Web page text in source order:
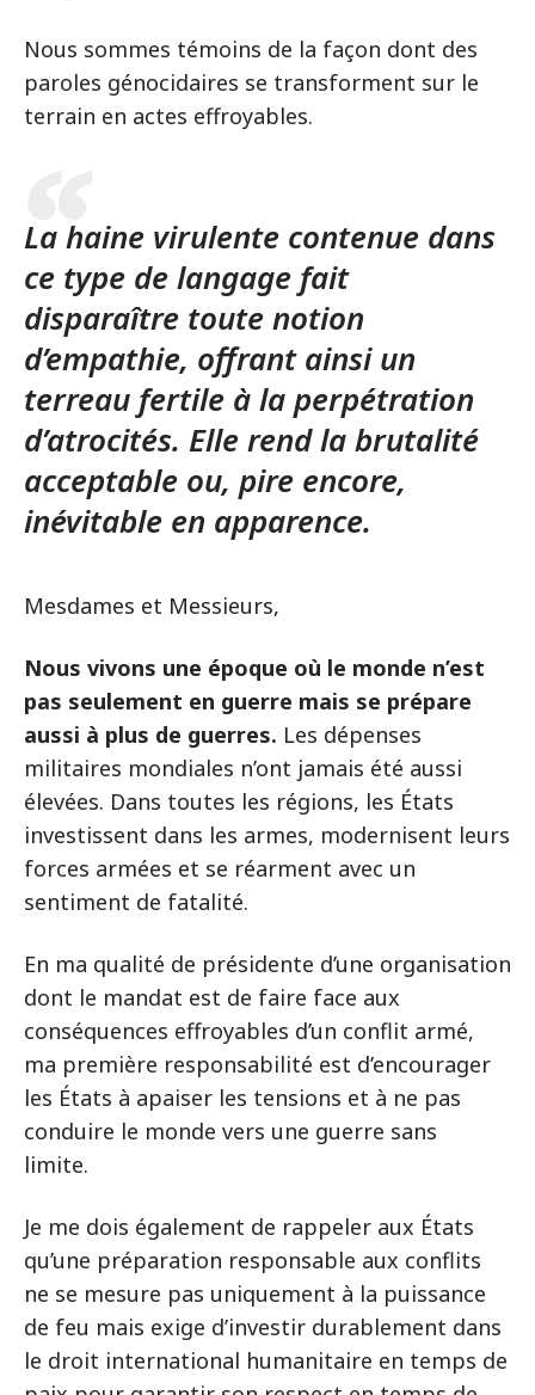
Nous sommes témoins de la façon dont des
paroles génocidaires se transforment sur le
terrain en actes effroyables.
La haine virulente contenue dans
ce type de langage fait
disparaître toute notion
d’empathie, offrant ainsi un
terreau fertile à la perpétration
d’atrocités. Elle rend la brutalité
acceptable ou, pire encore,
inévitable en apparence.
Mesdames et Messieurs,
Nous vivons une époque où le monde n’est
pas seulement en guerre mais se prépare
aussi à plus de guerres. Les dépenses
militaires mondiales n’ont jamais été aussi
élevées. Dans toutes les régions, les États
investissent dans les armes, modernisent leurs
forces armées et se réarment avec un
sentiment de fatalité.
En ma qualité de présidente d’une organisation
dont le mandat est de faire face aux
conséquences effroyables d’un conflit armé,
ma première responsabilité est d’encourager
les États à apaiser les tensions et à ne pas
conduire le monde vers une guerre sans
limite.
Je me dois également de rappeler aux États
qu’une préparation responsable aux conflits
ne se mesure pas uniquement à la puissance
de feu mais exige d’investir durablement dans
le droit international humanitaire en temps de